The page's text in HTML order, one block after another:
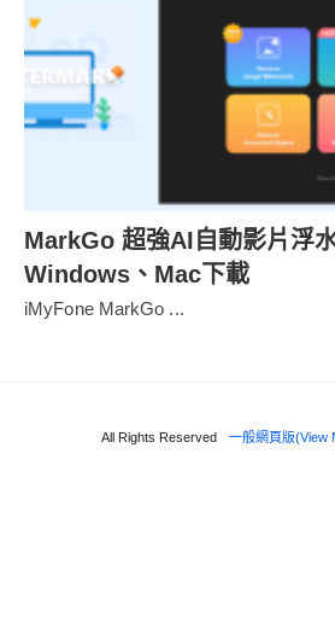
MarkGo 超強AI自動影片浮水
Windows、Mac下載
iMyFone MarkGo ...
All Rights Reserved 一般網頁版(View